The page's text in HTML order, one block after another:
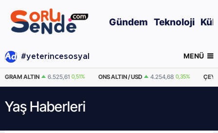
Gündem Teknoloji
#yeterincesosyal MENÜ
GRAM ALTIN 6.525,61 0,51% ONS ALTIN / USD 4.254,68 0,35%
Yaş Haberleri